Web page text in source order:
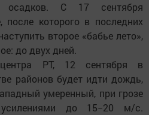
осадков. С 17 сентября
после которого в последних
второе «бабье лето»,
до двух дней.
РТ, 12 сентября в
районов будет идти дождь,
умеренный, при грозе
до 15−20 м/с.